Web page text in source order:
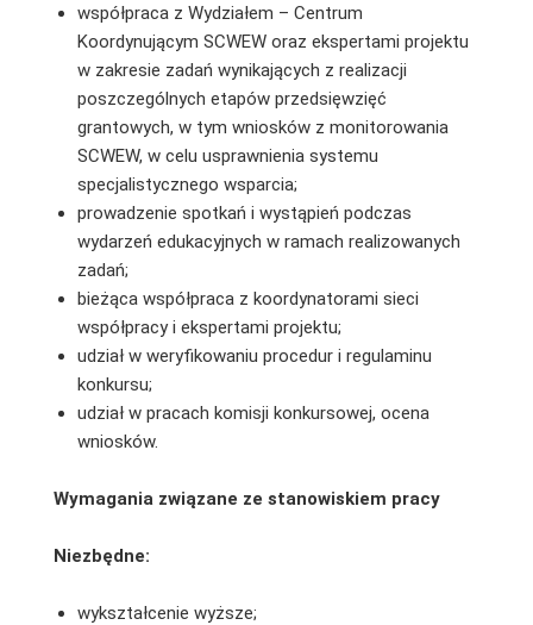
współpraca z Wydziałem – Centrum
Koordynującym SCWEW oraz ekspertami projektu
w zakresie zadań wynikających z realizacji
poszczególnych etapów przedsięwzięć
grantowych, w tym wniosków z monitorowania
SCWEW, w celu usprawnienia systemu
specjalistycznego wsparcia;
prowadzenie spotkań i wystąpień podczas
wydarzeń edukacyjnych w ramach realizowanych
zadań;
bieżąca współpraca z koordynatorami sieci
współpracy i ekspertami projektu;
udział w weryfikowaniu procedur i regulaminu
konkursu;
udział w pracach komisji konkursowej, ocena
wniosków.
Wymagania związane ze stanowiskiem pracy
Niezbędne:
wykształcenie wyższe;